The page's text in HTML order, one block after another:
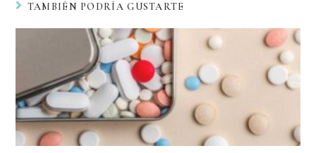
TAMBIÉN PODRÍA GUSTARTE